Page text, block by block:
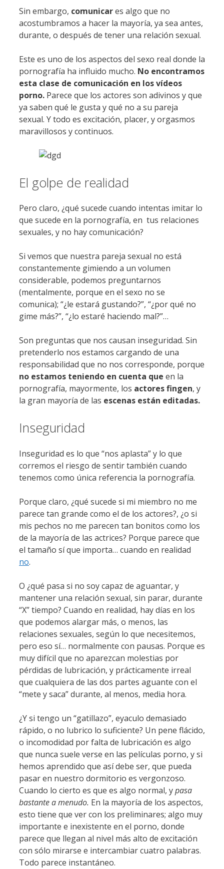
Sin embargo, comunicares algo que no
acostumbramos a hacer la mayoría, ya sea antes,
durante, o después de tener una relación sexual.
Este es uno de los aspectos del sexo real donde la
pornografía ha influido mucho. No encontramos
esta clase de comunicación en los vídeos
porno. Parece que los actores son adivinos y que
ya saben qué le gusta y qué no a su pareja
sexual. Y todo es excitación, placer, y orgasmos
maravillosos y continuos.
El golpe de realidad
Pero claro, ¿qué sucede cuando intentas imitar lo
que sucede en la pornografía, en tus relaciones
sexuales, y no hay comunicación?
Si vemos que nuestra pareja sexual no está
constantemente gimiendo a un volumen
considerable, podemos preguntarnos
(mentalmente, porque en el sexo no se
comunica); “¿le estará gustando?”, “¿por qué no
gime más?”, “¿lo estaré haciendo mal?”…
Son preguntas que nos causan inseguridad. Sin
pretenderlo nos estamos cargando de una
responsabilidad que no nos corresponde, porque
no estamos teniendo en cuenta que en la
pornografía, mayormente, los actores fingen, y
la gran mayoría de las escenas están editadas.
Inseguridad
Inseguridad es lo que “nos aplasta” y lo que
corremos el riesgo de sentir también cuando
tenemos como única referencia la pornografía.
Porque claro, ¿qué sucede si mi miembro no me
parece tan grande como el de los actores?, ¿o si
mis pechos no me parecen tan bonitos como los
de la mayoría de las actrices? Porque parece que
el tamaño sí que importa… cuando en realidad
no.
O ¿qué pasa si no soy capaz de aguantar, y
mantener una relación sexual, sin parar, durante
“X” tiempo? Cuando en realidad, hay días en los
que podemos alargar más, o menos, las
relaciones sexuales, según lo que necesitemos,
pero eso sí… normalmente con pausas. Porque es
muy difícil que no aparezcan molestias por
pérdidas de lubricación, y prácticamente irreal
que cualquiera de las dos partes aguante con el
“mete y saca” durante, al menos, media hora.
¿Y si tengo un “gatillazo”, eyaculo demasiado
rápido, o no lubrico lo suficiente? Un pene flácido,
o incomodidad por falta de lubricación es algo
que nunca suele verse en las películas porno, y si
hemos aprendido que así debe ser, que pueda
pasar en nuestro dormitorio es vergonzoso.
Cuando lo cierto es que es algo normal, ypasa
bastante a menudo. En la mayoría de los aspectos,
esto tiene que ver con los preliminares; algo muy
importante e inexistente en el porno, donde
parece que llegan al nivel más alto de excitación
con sólo mirarse e intercambiar cuatro palabras.
Todo parece instantáneo.